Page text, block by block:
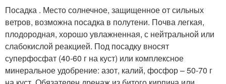
Посадка . Место солнечное, защищенное от сильных
ветров, возможна посадка в полутени. Почва легкая,
плодородная, хорошо увлажненная, с нейтральной или
слабокислой реакцией. Под посадку вносят
суперфосфат (40-60 г на куст) или комплексное
минеральное удобрение: азот, калий, фосфор – 50-70 г